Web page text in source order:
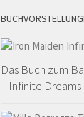
Das Buch zum
– Infinite Dreams